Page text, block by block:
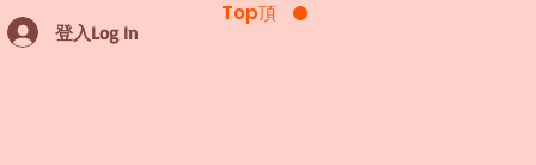
登入Log In
Top頂